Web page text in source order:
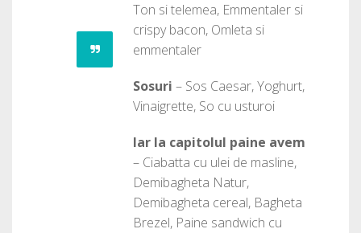
Ton si telemea, Emmentaler si
crispy bacon, Omleta si
emmentaler
Sosuri – Sos Caesar, Yoghurt,
Vinaigrette, So cu usturoi
Iar la capitolul paine avem
– Ciabatta cu ulei de masline,
Demibagheta Natur,
Demibagheta cereal, Bagheta
Brezel, Paine sandwich cu